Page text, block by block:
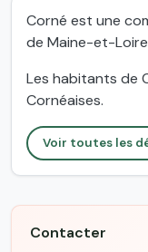
Corné est une
de Maine-et-
Les habitants de
Cornéaises.
Voir toutes les
Contacter